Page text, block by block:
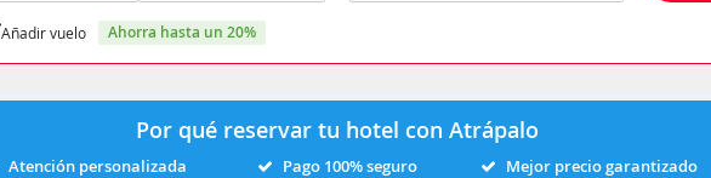
Añadir vuelo ahorra hasta un 20%
Por qué reservar tu hotel con Atrápalo
Atención personalizada Pago 100% seguro Mejor precio garantizado